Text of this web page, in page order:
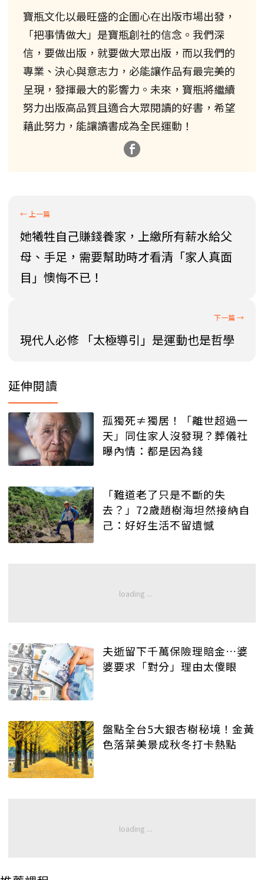
寶瓶文化以最旺盛的企圖心在出版市場出發，
「把事情做大」是寶瓶創社的信念。我們深
信，要做出版，就要做大眾出版，而以我們的
專業、決心與意志力，必能讓作品有最完美的
呈現，發揮最大的影響力。未來，寶瓶將繼續
努力出版高品質且適合大眾閱讀的好書，希望
藉此努力，能讓讀書成為全民運動！
她犧牲自己賺錢養家，上繳所有薪水給父
母、手足，需要幫助時才看清「家人真面
目」懊悔不已！
現代人必修 「太極導引」是運動也是哲學
延伸閱讀
孤獨死≠獨居！「離世超過一
天」同住家人沒發現？葬儀社
曝內情：都是因為錢
「難道老了只是不斷的失
去？」72歲趙樹海坦然接納自
己：好好生活不留遺憾
夫逝留下千萬保險理賠金…婆
婆要求「對分」理由太傻眼
盤點全台5大銀杏樹秘境！金黃
色落葉美景成秋冬打卡熱點